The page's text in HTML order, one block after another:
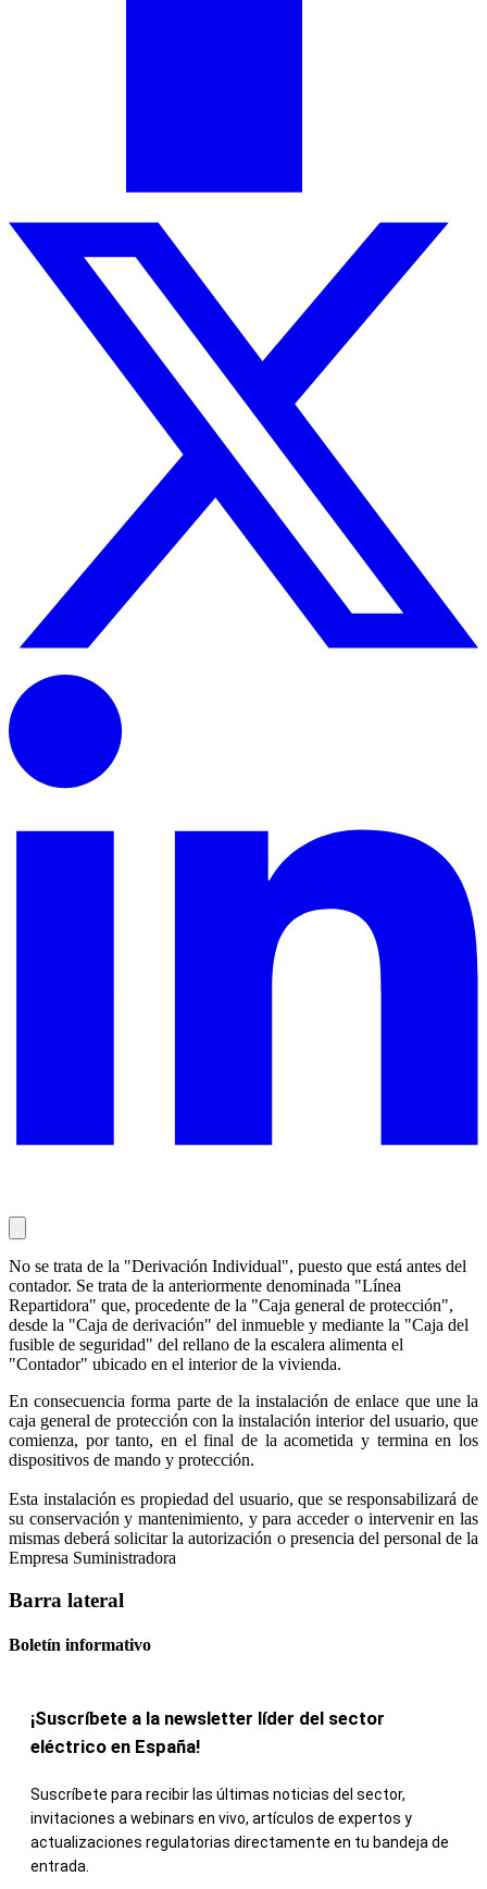
No se trata de la "Derivación Individual", puesto que está antes del
contador. Se trata de la anteriormente denominada "Línea
Repartidora" que, procedente de la "Caja general de protección",
desde la "Caja de derivación" del inmueble y mediante la "Caja del
fusible de seguridad" del rellano de la escalera alimenta el
"Contador" ubicado en el interior de la vivienda.
En consecuencia forma parte de la instalación de enlace que une la
caja general de protección con la instalación interior del usuario, que
comienza, por tanto, en el final de la acometida y termina en los
dispositivos de mando y protección.
Esta instalación es propiedad del usuario, que se responsabilizará de
su conservación y mantenimiento, y para acceder o intervenir en las
mismas deberá solicitar la autorización o presencia del personal de la
Empresa Suministradora
Barra lateral
Boletín informativo
¡Suscríbete a la newsletter líder del sector
eléctrico en España!
Suscríbete para recibir las últimas noticias del sector,
invitaciones a webinars en vivo, artículos de expertos y
actualizaciones regulatorias directamente en tu bandeja de
entrada.